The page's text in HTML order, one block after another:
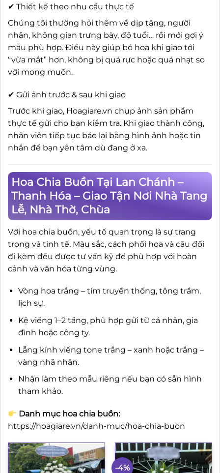
✔ Thiết kế theo nhu cầu thực tế
Chúng tôi thường hỏi thêm về dịp tặng, người
nhận, không gian trưng bày, độ tuổi… rồi mới gợi ý
mẫu phù hợp. Điều này giúp bó hoa khi giao tới
“vừa mắt” hơn, không bị quá rực hoặc quá nhạt so
với mong muốn.
✔ Gửi ảnh trước & sau khi giao
Trước khi giao, Hoagiare.vn chụp ảnh sản phẩm
thực tế gửi cho bạn kiểm tra. Khi giao thành công,
nhân viên tiếp tục báo lại bằng hình ảnh hoặc tin
nhắn để bạn yên tâm dù đang ở xa.
Hoa Chia Buồn Tại Lan Chánh –
Thanh Hóa – Giao Tận Nơi Nhà Tang
Lễ, Nhà Thờ, Chùa
Với hoa chia buồn, yếu tố quan trọng là sự trang
trọng và tinh tế. Màu sắc, cách phối hoa và câu đối
đi kèm đều được tư vấn kỹ để phù hợp với hoàn
cảnh và văn hóa từng vùng.
Vòng hoa trắng – tím truyền thống, tông trầm,
lịch sự.
Kệ viếng 1–2 tầng, phù hợp gửi từ cá nhân, gia
đình hoặc công ty.
Lẵng kính viếng tone trắng – xanh hoặc trắng –
vàng nhã nhặn.
Nhận làm theo mẫu riêng nếu bạn có sẵn hình
tham khảo.
Danh mục hoa chia buồn:
https://hoagiare.vn/danh-muc/hoa-chia-buon
-4%